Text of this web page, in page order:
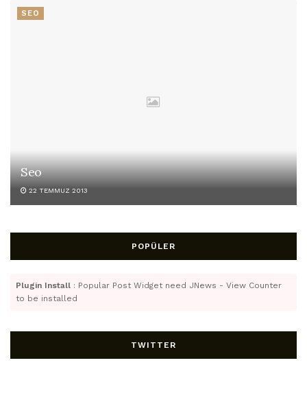
SEO
Seo
22 TEMMUZ 2013
POPÜLER
Plugin Install : Popular Post Widget need JNews - View Counter
to be installed
TWITTER